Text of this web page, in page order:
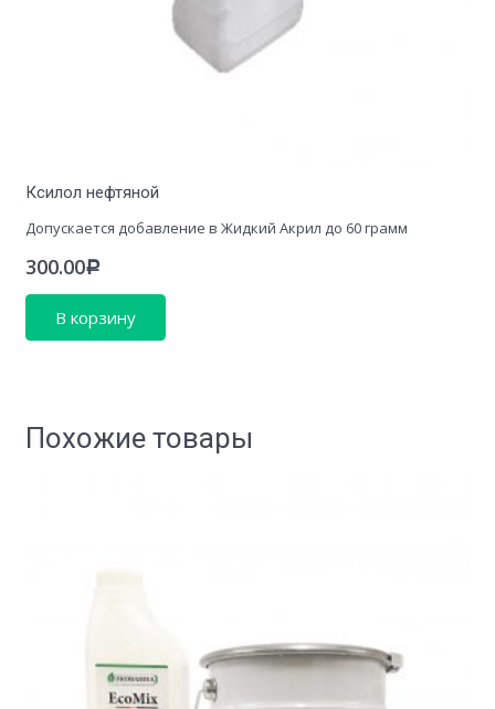
Ксилол нефтяной
Допускается добавление в Жидкий Акрил до 60 грамм
300.00Р
В корзину
Похожие товары